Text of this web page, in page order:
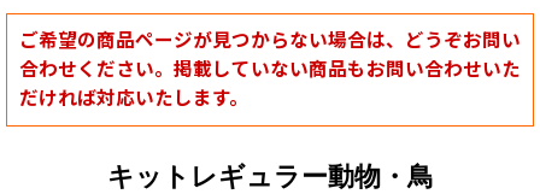
ご希望の商品ページが見つからない場合は、どうぞお問い
合わせください。掲載していない商品もお問い合わせいた
だければ対応いたします。
キットレギュラー動物・鳥